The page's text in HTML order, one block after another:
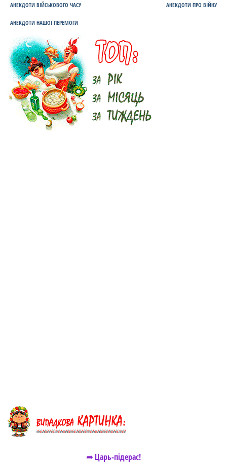
АНЕКДОТИ ВІЙСЬКОВОГО ЧАСУ АНЕКДОТИ ПРО ВІЙНУ
АНЕКДОТИ НАШОЇ ПЕРЕМОГИ
➦ Царь-підерас!